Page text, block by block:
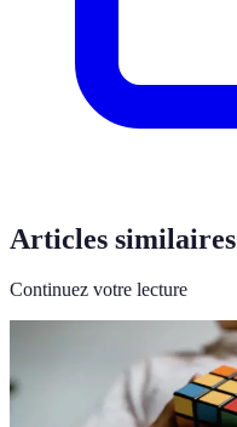
Articles similaires
Continuez votre lecture